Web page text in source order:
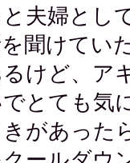
と夫婦と
聞けてい
けど、
とても気
があった